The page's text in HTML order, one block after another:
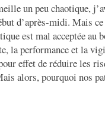
un peu chaotique,
d’après-midi. Mais
est mal acceptée au
la performance et la
effet de réduire les
alors, pourquoi nos